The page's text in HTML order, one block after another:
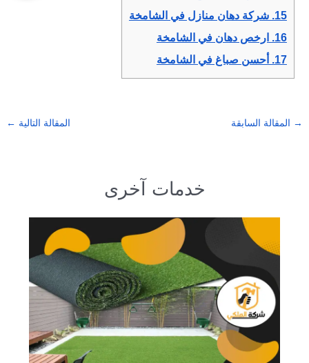
15. شركة دهان منازل في الشامخة
16.
ارخص دهان في الشامخة
17.
أحسن صباغ في الشامخة
→ المقالة السابقة المقالة التالية ←
خدمات آخرى